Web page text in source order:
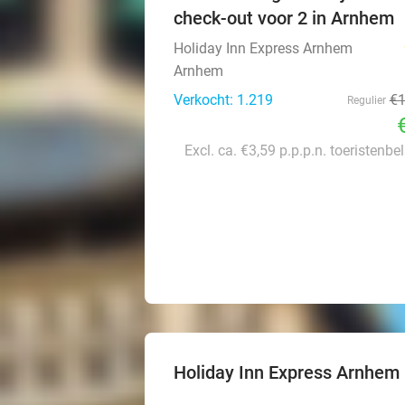
check-out voor 2 in Arnhem
Holiday Inn Express Arnhem
Arnhem
Verkocht: 1.219
Regulier
Excl. ca. €3,59 p.p.p.n.
Holiday Inn Express Arnhem